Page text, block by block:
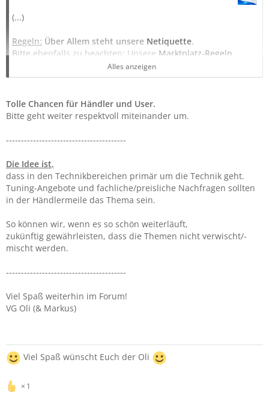
(...)
Regeln: Über Allem steht unsere Netiquette.
Bitte ebenfalls zu beachten: Unsere Marktplatz-Regeln
in Ihrem persönlichen Bereich.
Alles anzeigen
Tolle Chancen für Händler und User.
Bitte geht weiter respektvoll miteinander um.
----------------------------------------
Die Idee ist,
dass in den Technikbereichen primär um die Technik geht.
Tuning-Angebote und fachliche/preisliche Nachfragen sollten
in der Händlermeile das Thema sein.
So können wir, wenn es so schön weiterläuft,
zukünftig gewährleisten, dass die Themen nicht verwischt/-
mischt werden.
----------------------------------------
Viel Spaß weiterhin im Forum!
VG Oli (& Markus)
Viel Spaß wünscht Euch der Oli
1